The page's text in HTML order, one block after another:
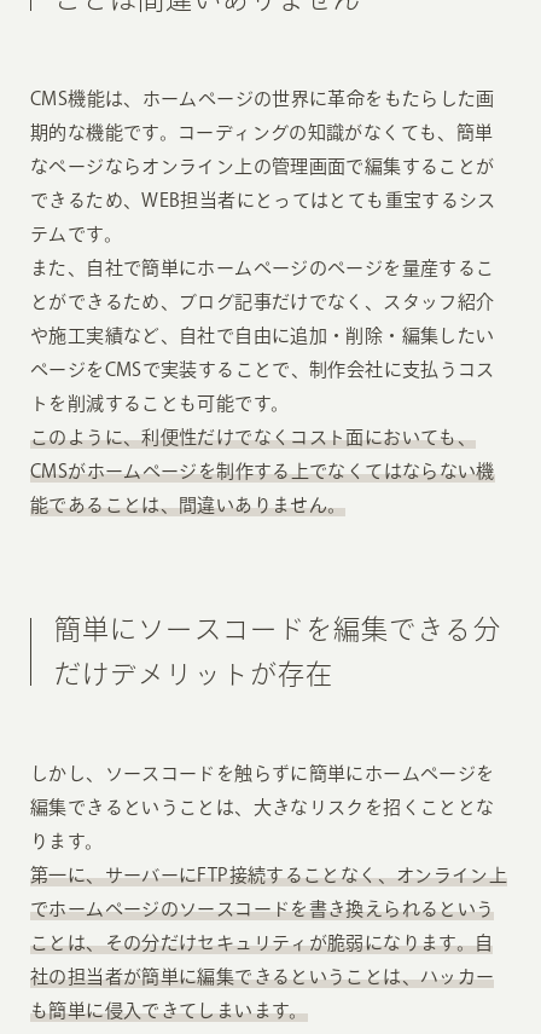
CMS機能は、ホームページの世界に革命をもたらした画
期的な機能です。コーディングの知識がなくても、簡単
なページならオンライン上の管理画面で編集することが
できるため、WEB担当者にとってはとても重宝するシス
テムです。
また、自社で簡単にホームページのページを量産するこ
とができるため、ブログ記事だけでなく、スタッフ紹介
や施工実績など、自社で自由に追加・削除・編集したい
ページをCMSで実装することで、制作会社に支払うコス
トを削減することも可能です。
このように、利便性だけでなくコスト面においても、
CMSがホームページを制作する上でなくてはならない機
能であることは、間違いありません。
簡単にソースコードを編集できる分
だけデメリットが存在
しかし、ソースコードを触らずに簡単にホームページを
編集できるということは、大きなリスクを招くこととな
ります。
第一に、サーバーにFTP接続することなく、オンライン上
でホームページのソースコードを書き換えられるという
ことは、その分だけセキュリティが脆弱になります。自
社の担当者が簡単に編集できるということは、ハッカー
も簡単に侵入できてしまいます。